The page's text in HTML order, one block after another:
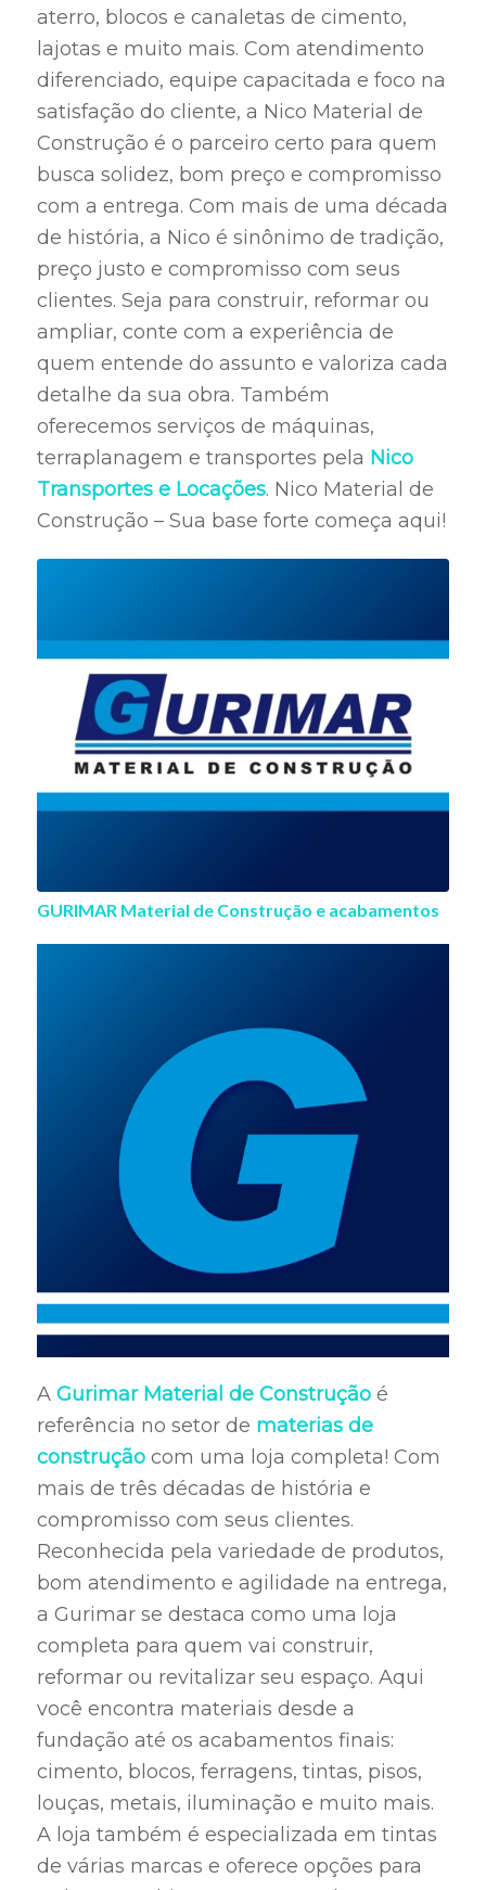
aterro, blocos e canaletas de cimento,
lajotas e muito mais. Com atendimento
diferenciado, equipe capacitada e foco na
satisfação do cliente, a Nico Material de
Construção é o parceiro certo para quem
busca solidez, bom preço e compromisso
com a entrega. Com mais de uma década
de história, a Nico é sinônimo de tradição,
preço justo e compromisso com seus
clientes. Seja para construir, reformar ou
ampliar, conte com a experiência de
quem entende do assunto e valoriza cada
detalhe da sua obra. Também
oferecemos serviços de máquinas,
terraplanagem e transportes pela Nico
Transportes e Locações. Nico Material de
Construção – Sua base forte começa aqui!
GURIMAR Material de Construção e acabamentos
A Gurimar Material de Construçãoé
referência no setor de materias de
construçãocom uma loja completa! Com
mais de três décadas de história e
compromisso com seus clientes.
Reconhecida pela variedade de produtos,
bom atendimento e agilidade na entrega,
a Gurimar se destaca como uma loja
completa para quem vai construir,
reformar ou revitalizar seu espaço. Aqui
você encontra materiais desde a
fundação até os acabamentos finais:
cimento, blocos, ferragens, tintas, pisos,
louças, metais, iluminação e muito mais.
A loja também é especializada em tintas
de várias marcas e oferece opções para